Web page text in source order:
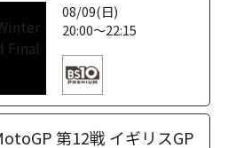
08/09(日)
20:00～22:15
第12戦 イギリスGP